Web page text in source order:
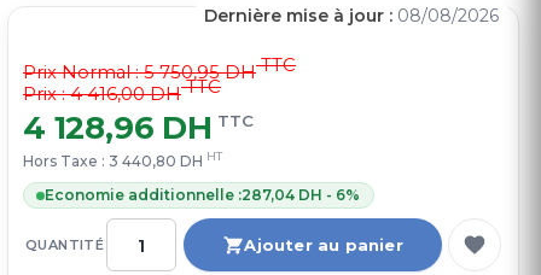
QUANTITÉ Ajouter au panier
Prix Normal :5 750,95 DHTTC
Prix : 4 416,00 DHTTC
4 128,96 DH TTC
Hors Taxe : 3 440,80 DH HT
Economie additionnelle :287,04 DH - 6%
Dernière mise à jour : 08/08/2026